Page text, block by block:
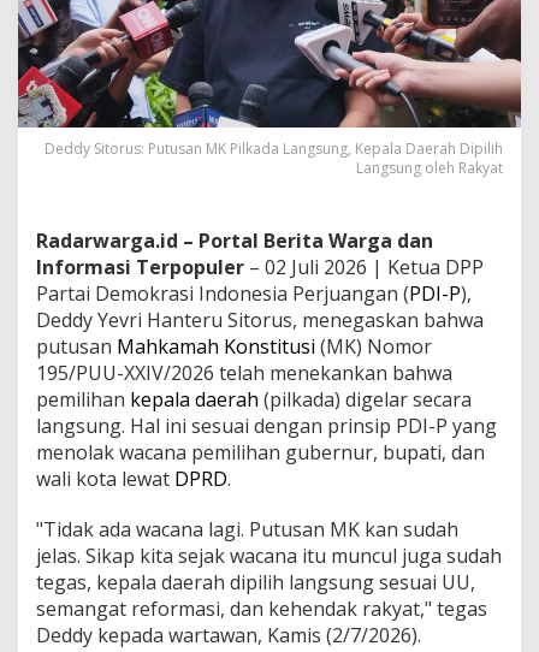
Deddy Sitorus: Putusan MK Pilkada Langsung, Kepala Daerah Dipilih
Langsung oleh Rakyat
Radarwarga.id – Portal Berita Warga dan
Informasi Terpopuler – 02 Juli 2026 | Ketua DPP
Partai Demokrasi Indonesia Perjuangan (PDI-P),
Deddy Yevri Hanteru Sitorus, menegaskan bahwa
putusan Mahkamah Konstitusi (MK) Nomor
195/PUU-XXIV/2026 telah menekankan bahwa
pemilihan kepala daerah (pilkada) digelar secara
langsung. Hal ini sesuai dengan prinsip PDI-P yang
menolak wacana pemilihan gubernur, bupati, dan
wali kota lewat DPRD.
"Tidak ada wacana lagi. Putusan MK kan sudah
jelas. Sikap kita sejak wacana itu muncul juga sudah
tegas, kepala daerah dipilih langsung sesuai UU,
semangat reformasi, dan kehendak rakyat," tegas
Deddy kepada wartawan, Kamis (2/7/2026).